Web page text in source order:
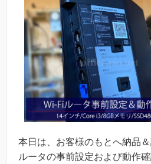
本日は、お客様のもとへ納品
ルータの事前設定および動作確